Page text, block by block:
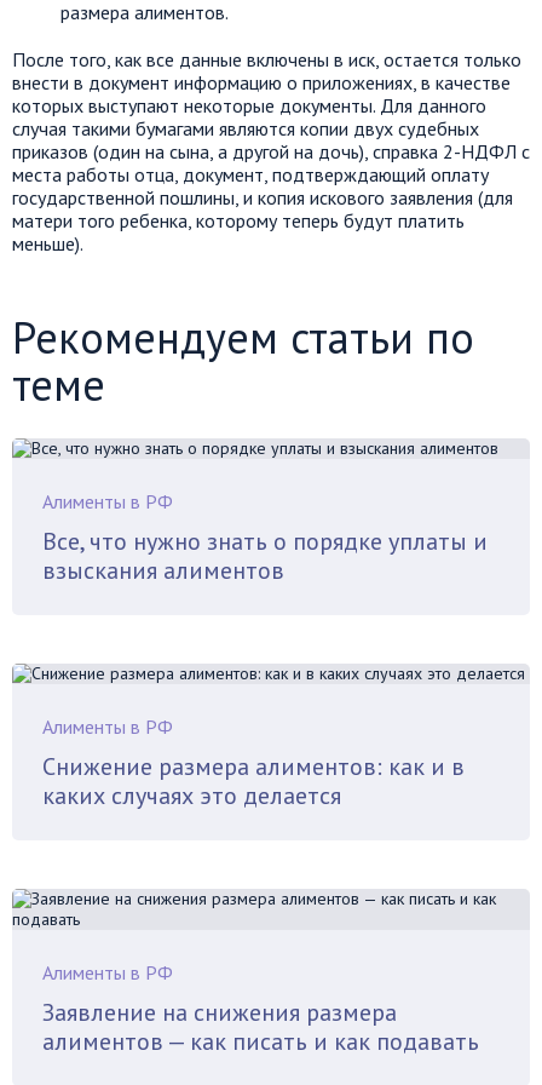
размера алиментов.
После того, как все данные включены в иск, остается только
внести в документ информацию о приложениях, в качестве
которых выступают некоторые документы. Для данного
случая такими бумагами являются копии двух судебных
приказов (один на сына, а другой на дочь), справка 2-НДФЛ с
места работы отца, документ, подтверждающий оплату
государственной пошлины, и копия искового заявления (для
матери того ребенка, которому теперь будут платить
меньше).
Рекомендуем статьи по
теме
Алименты в РФ
Все, что нужно знать о порядке уплаты и
взыскания алиментов
Алименты в РФ
Снижение размера алиментов: как и в
каких случаях это делается
Алименты в РФ
Заявление на снижения размера
алиментов — как писать и как подавать